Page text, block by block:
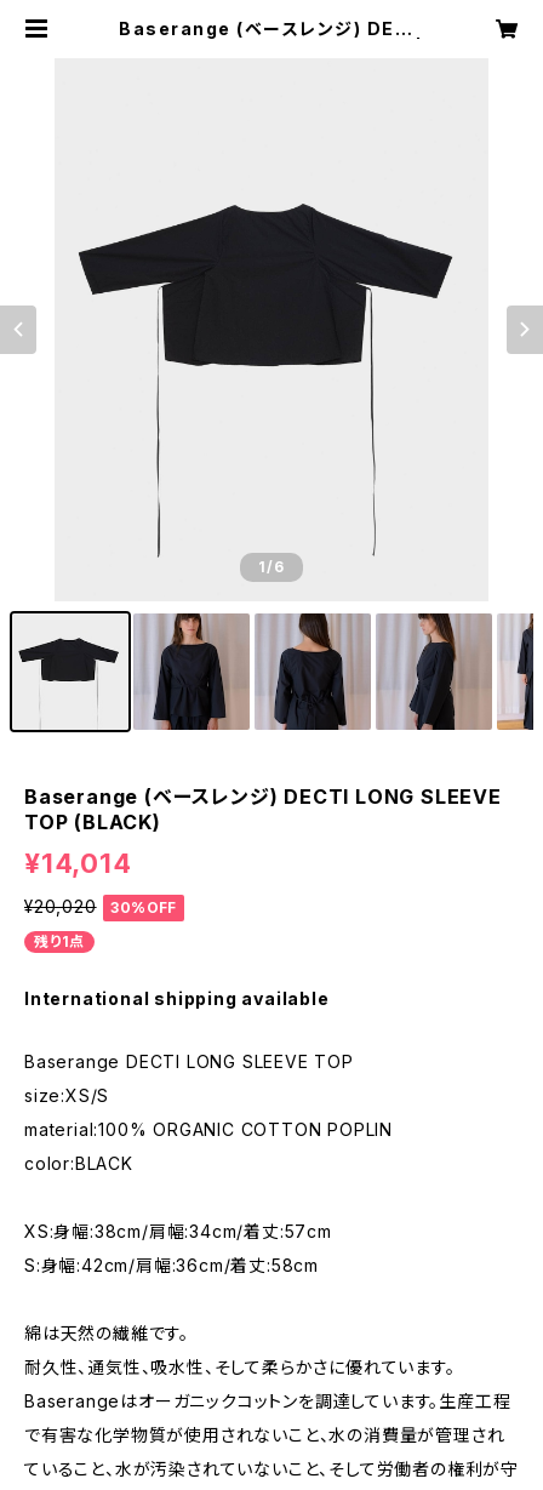
Baserange (ベースレンジ) DECT
1/6
Baserange (ベースレンジ) DECTI LONG SLEEVE
TOP (BLACK)
¥14,014
¥20,020
30%OFF
残り1点
International shipping available
Baserange DECTI LONG SLEEVE TOP
size:XS/S
material:100% ORGANIC COTTON POPLIN
color:BLACK
XS:身幅:38cm/肩幅:34cm/着丈:57cm
S:身幅:42cm/肩幅:36cm/着丈:58cm
綿は天然の繊維です。
耐久性、通気性、吸水性、そして柔らかさに優れています。
Baserangeはオーガニックコットンを調達しています。生産工程
で有害な化学物質が使用されないこと、水の消費量が管理され
ていること、水が汚染されていないこと、そして労働者の権利が守